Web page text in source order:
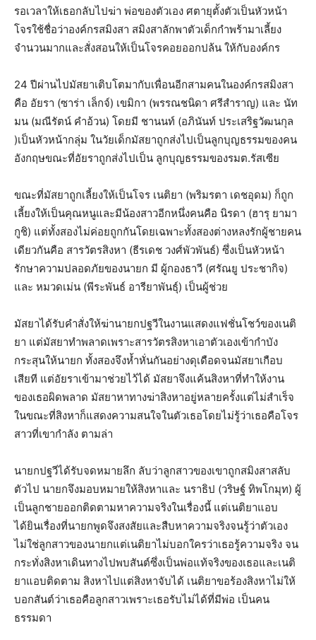
รอเวลาให้เธอกลับไปฆ่า พ่อของตัวเอง ศตายุตั้งตัวเป็นหัวหน้า
โจรใช้ชื่อว่าองค์กรสมิงสา สมิงสาลักพาตัวเด็กกำพร้ามาเลี้ยง
จำนวนมากและสั่งสอนให้เป็นโจรคอยออกปล้น ให้กับองค์กร
24 ปีผ่านไปมัสยาเติบโตมากับเพื่อนอีกสามคนในองค์กรสมิงสา
คือ อัยรา (ซาร่า เล็กจ์) เขมิกา (พรรณชนิดา ศรีสำราญ) และ นัท
มน (มณีรัตน์ คำอ้วน) โดยมี ชานนท์ (อภินันท์ ประเสริฐวัฒนกุล
)เป็นหัวหน้ากลุ่ม ในวัยเด็กมัสยาถูกส่งไปเป็นลูกบุญธรรมของคน
อังกฤษขณะที่อัยราถูกส่งไปเป็น ลูกบุญธรรมของรมต.รัสเซีย
ขณะที่มัสยาถูกเลี้ยงให้เป็นโจร เนติยา (พริมรตา เดชอุดม) ก็ถูก
เลี้ยงให้เป็นคุณหนูและมีน้องสาวอีกหนึ่งคนคือ นิรดา (ฮารุ ยามา
กูชิ) แต่ทั้งสองไม่ค่อยถูกกันโดยเฉพาะทั้งสองต่างหลงรักผู้ชายคน
เดียวกันคือ สารวัตรสิงหา (ธีรเดช วงศ์พัวพันธ์) ซึ่งเป็นหัวหน้า
รักษาความปลอดภัยของนายก มี ผู้กองธาวี (ศรัณยู ประชากิจ)
และ หมวดเม่น (พีระพันธ์ อารียาพันธุ์) เป็นผู้ช่วย
มัสยาได้รับคำสั่งให้ฆ่านายกปฐวีในงานแสดงแฟชั่นโชว์ของเนติ
ยา แต่มัสยาทำพลาดเพราะสารวัตรสิงหาเอาตัวเองเข้ากำบัง
กระสุนให้นายก ทั้งสองจึงห้ำหั่นกันอย่างดุเดือดจนมัสยาเกือบ
เสียที แต่อัยราเข้ามาช่วยไว้ได้ มัสยาจึงแค้นสิงหาที่ทำให้งาน
ของเธอผิดพลาด มัสยาหาทางฆ่าสิงหาอยู่หลายครั้งแต่ไม่สำเร็จ
ในขณะที่สิงหาก็แสดงความสนใจในตัวเธอโดยไม่รู้ว่าเธอคือโจร
สาวที่เขากำลัง ตามล่า
นายกปฐวีได้รับจดหมายลึก ลับว่าลูกสาวของเขาถูกสมิงสาสลับ
ตัวไป นายกจึงมอบหมายให้สิงหาและ นราธิป (วริษฐ์ ทิพโกมุท) ผู้
เป็นลูกชายออกติดตามหาความจริงในเรื่องนี้ แต่เนติยาแอบ
ได้ยินเรื่องที่นายกพูดจึงสงสัยและสืบหาความจริงจนรู้ว่าตัวเอง
ไม่ใช่ลูกสาวของนายกแต่เนติยาไม่บอกใครว่าเธอรู้ความจริง จน
กระทั่งสิงหาเดินทางไปพบสันต์ซึ่งเป็นพ่อแท้จริงของเธอและเนติ
ยาแอบติดตาม สิงหาไปแต่สิงหาจับได้ เนติยาขอร้องสิงหาไม่ให้
บอกสันต์ว่าเธอคือลูกสาวเพราะเธอรับไม่ได้ที่มีพ่อ เป็นคน
ธรรมดา